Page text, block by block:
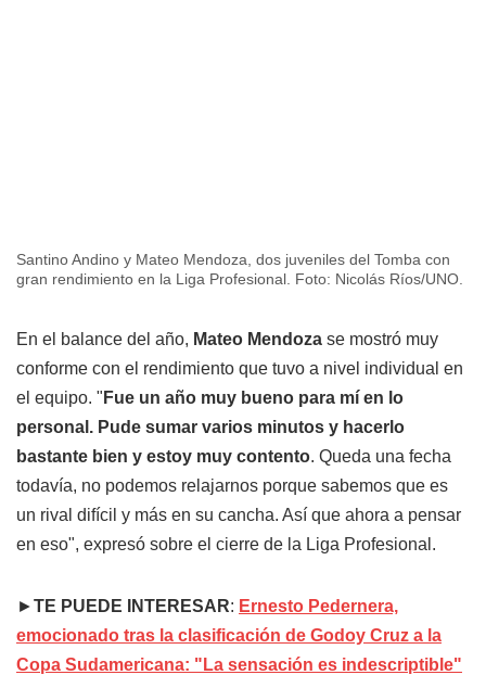
Santino Andino y Mateo Mendoza, dos juveniles del Tomba con
gran rendimiento en la Liga Profesional. Foto: Nicolás Ríos/UNO.
En el balance del año, Mateo Mendoza se mostró muy
conforme con el rendimiento que tuvo a nivel individual en
el equipo. " Fue un año muy bueno para mí en lo
personal. Pude sumar varios minutos y hacerlo
bastante bien y estoy muy contento. Queda una fecha
todavía, no podemos relajarnos porque sabemos que es
un rival difícil y más en su cancha. Así que ahora a pensar
en eso", expresó sobre el cierre de la Liga Profesional.
►TE PUEDE INTERESAR: Ernesto Pedernera,
emocionado tras la clasificación de Godoy Cruz a la
Copa Sudamericana: "La sensación es indescriptible"